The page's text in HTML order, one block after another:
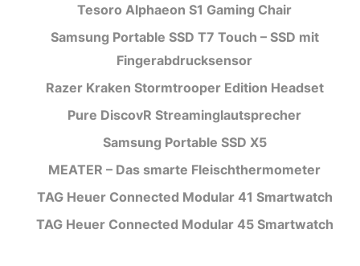
Tesoro Alphaeon S1 Gaming Chair
Samsung Portable SSD T7 Touch – SSD mit
Fingerabdrucksensor
Razer Kraken Stormtrooper Edition Headset
Pure DiscovR Streaminglautsprecher
Samsung Portable SSD X5
MEATER – Das smarte Fleischthermometer
TAG Heuer Connected Modular 41 Smartwatch
TAG Heuer Connected Modular 45 Smartwatch